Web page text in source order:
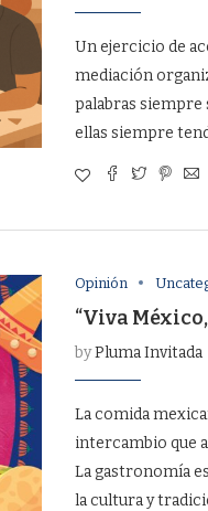
Un ejercicio de
mediación
palabras siempre
ellas siempre
Opinión
“Viva
byPluma Invitada
La comida
intercambio que
La gastronomía
la cultura y